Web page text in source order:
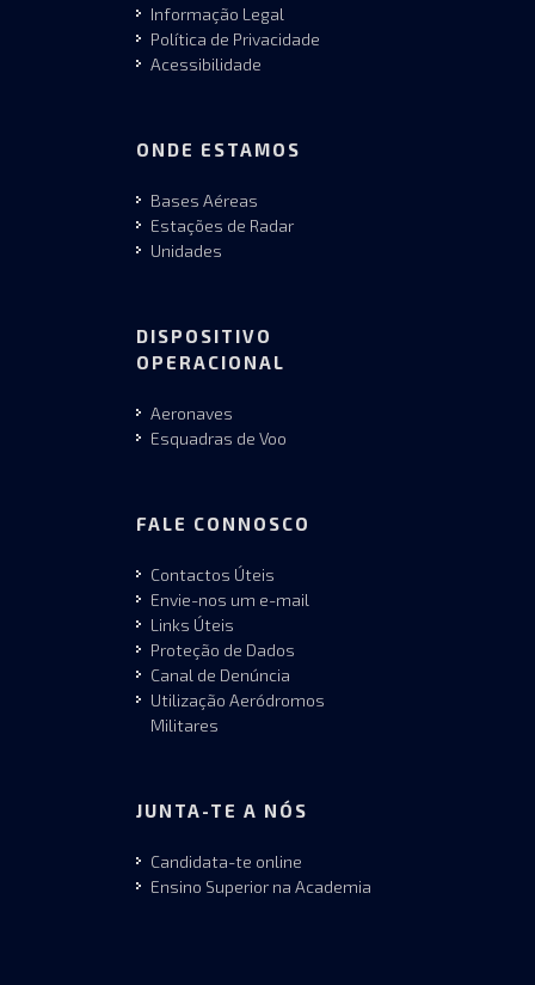
Informação Legal
Política de Privacidade
Acessibilidade
ONDE ESTAMOS
Bases Aéreas
Estações de Radar
Unidades
DISPOSITIVO
OPERACIONAL
Aeronaves
Esquadras de Voo
FALE CONNOSCO
Contactos Úteis
Envie-nos um e-mail
Links Úteis
Proteção de Dados
Canal de Denúncia
Utilização Aeródromos
Militares
JUNTA-TE A NÓS
Candidata-te online
Ensino Superior na Academia